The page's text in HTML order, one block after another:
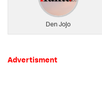
Den Jojo
Advertisment